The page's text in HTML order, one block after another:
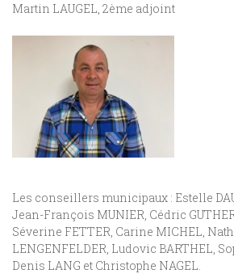
Martin LAUGEL, 2ème adjoint
Les conseillers municipaux : Estelle
Jean-François MUNIER, Cédric
Séverine FETTER, Carine MICHEL,
LENGENFELDER, Ludovic BARTHEL,
Denis LANG et Christophe NAGEL.